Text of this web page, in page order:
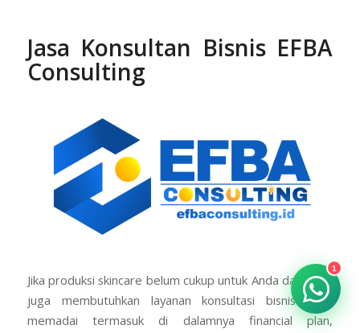
Jasa Konsultan Bisnis EFBA
Consulting
Jika produksi skincare belum cukup untuk Anda dan Anda
juga membutuhkan layanan konsultasi bisnis yang
memadai termasuk di dalamnya financial plan,
1